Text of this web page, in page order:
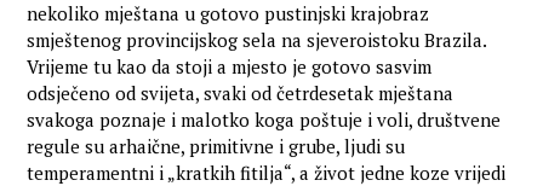
nekoliko mještana u gotovo pustinjski krajobraz
smještenog provincijskog sela na sjeveroistoku Brazila.
Vrijeme tu kao da stoji a mjesto je gotovo sasvim
odsječeno od svijeta, svaki od četrdesetak mještana
svakoga poznaje i malotko koga poštuje i voli, društvene
regule su arhaične, primitivne i grube, ljudi su
temperamentni i „kratkih fitilja“, a život jedne koze vrijedi